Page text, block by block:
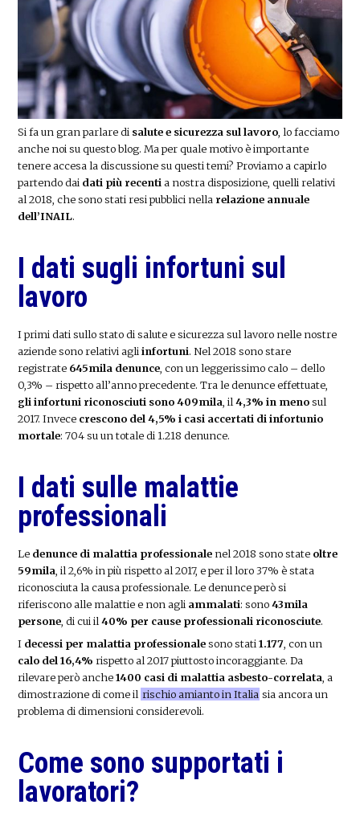
Si fa un gran parlare di salute e sicurezza sul lavoro , lo facciamo
anche noi su questo blog. Ma per quale motivo è importante
tenere accesa la discussione su questi temi? Proviamo a capirlo
partendo dai dati più recenti a nostra disposizione, quelli relativi
al 2018, che sono stati resi pubblici nella relazione annuale
dell’INAIL.
I dati sugli infortuni sul
lavoro
I primi dati sullo stato di salute e sicurezza sul lavoro nelle nostre
aziende sono relativi agliinfortuni. Nel 2018 sono stare
registrate 645mila denunce , con un leggerissimo calo – dello
0,3% – rispetto all’anno precedente. Tra le denunce effettuate,
gli infortuni riconosciuti sono 409mila , il4,3% in menosul
2017. Invece crescono del 4,5% i casi accertati di infortunio
mortale: 704 su un totale di 1.218 denunce.
I dati sulle malattie
professionali
Le denunce di malattia professionale nel 2018 sono state oltre
59mila , il 2,6% in più rispetto al 2017, e per il loro 37% è stata
riconosciuta la causa professionale. Le denunce però si
riferiscono alle malattie e non agli ammalati: sono43mila
persone , di cui il40% per cause professionali riconosciute.
I decessi per malattia professionalesono stati1.177, con un
calo del 16,4% rispetto al 2017 piuttosto incoraggiante. Da
rilevare però anche1400 casi di malattia asbesto-correlata, a
dimostrazione di come il rischio amianto in Italia sia ancora un
problema di dimensioni considerevoli.
Come sono supportati i
lavoratori?